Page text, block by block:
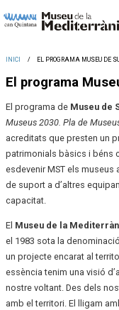
INICI EL PROGRAMA MUSEU DE
El programa
El programa de Museu de
Museus 2030. Pla de
acreditats que presten un
patrimonials bàsics i béns
esdevenir MST els
de suport a d’altres
capacitat.
El Museu de la
el 1983 sota la
un projecte encarat al
essència tenim una visió
nostre voltant. Des dels
amb el territori. El lligam